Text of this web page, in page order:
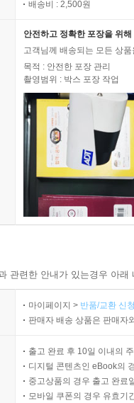
배송비 : 2,500원
안전하고 정확한 포장을 위
고객님께 배송되는 모든 상
목적 : 안전한 포장 관리
촬영범위 : 박스 포장 작업
관련한 안내가 있는경우 아
마이페이지 > 반품/교환 신
판매자 배송 상품은 판매자
출고 완료 후 10일 이내의
디지털 콘텐츠인 eBook의
중고상품의 경우 출고 완료
모바일 쿠폰의 경우 유효기